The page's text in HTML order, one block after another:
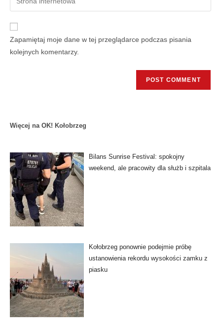
Zapamiętaj moje dane w tej przeglądarce podczas pisania
kolejnych komentarzy.
Więcej na OK! Kołobrzeg
Bilans Sunrise Festival: spokojny
weekend, ale pracowity dla służb i szpitala
Kołobrzeg ponownie podejmie próbę
ustanowienia rekordu wysokości zamku z
piasku